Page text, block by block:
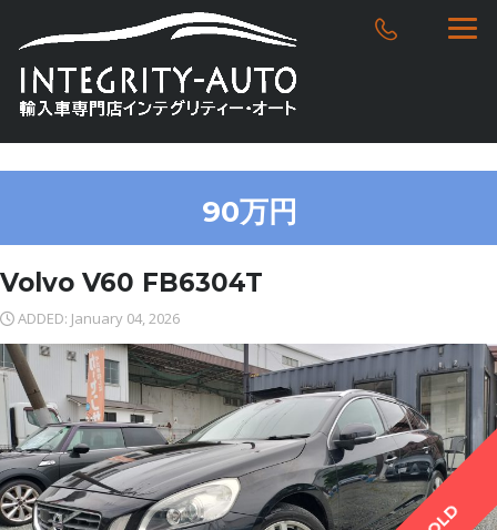
90万円
Volvo V60 FB6304T
ADDED: January 04, 2026